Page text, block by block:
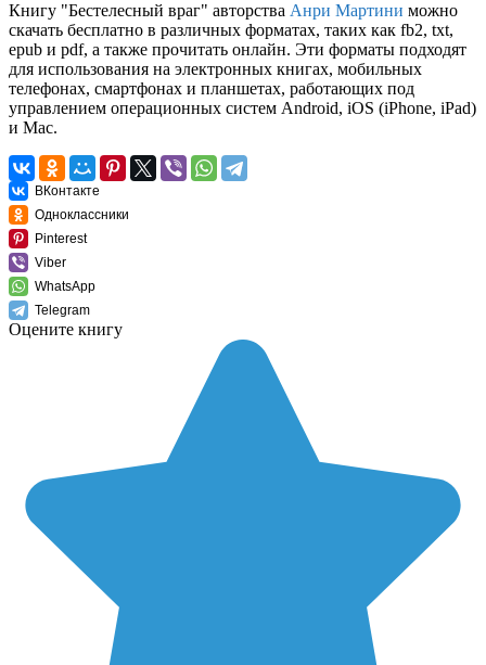
Книгу "Бестелесный враг" авторства Анри Мартини можно
скачать бесплатно в различных форматах, таких как fb2, txt,
epub и pdf, а также прочитать онлайн. Эти форматы подходят
для использования на электронных книгах, мобильных
телефонах, смартфонах и планшетах, работающих под
управлением операционных систем Android, iOS (iPhone, iPad)
и Mac.
ВКонтакте
Одноклассники
Pinterest
Viber
WhatsApp
Telegram
Оцените книгу